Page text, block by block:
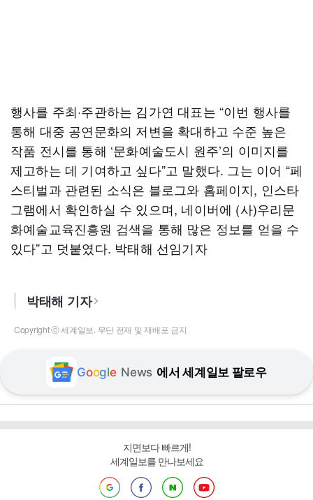
행사를 주최·주관하는 김가연 대표는 “이번 행사를
통해 대중 공연문화의 저변을 확대하고 수준 높은
작품 전시를 통해 ‘문화예술도시 원주’의 이미지를
제고하는 데 기여하고 싶다”고 말했다. 그는 이어 “페
스티벌과 관련된 소식은 블로그와 홈페이지, 인스타
그램에서 확인하실 수 있으며, 네이버에 (사)우리문
화예술교육진흥원 검색을 통해 많은 정보를 얻을 수
있다”고 덧붙였다. 박태해 선임기자
박태해 기자
Copyright ⓒ 세계일보. 무단 전재 및 재배포 금지
Google News 에서 세계일보 팔로우
지면보다 빠르게!
세계일보를 만나보세요